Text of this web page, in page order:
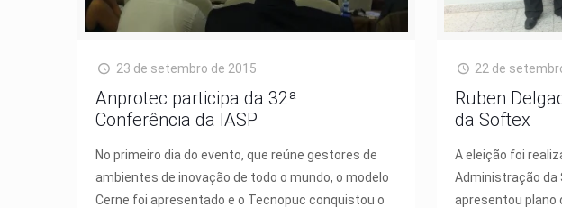
23 de setembro de 2015
Anprotec participa da 32ª
Conferência da IASP
No primeiro dia do evento, que reúne gestores de
ambientes de inovação de todo o mundo, o modelo
Cerne foi apresentado e o Tecnopuc conquistou o
22 de
Ruben
da Softex
A eleição foi
Administração da
apresentou plano